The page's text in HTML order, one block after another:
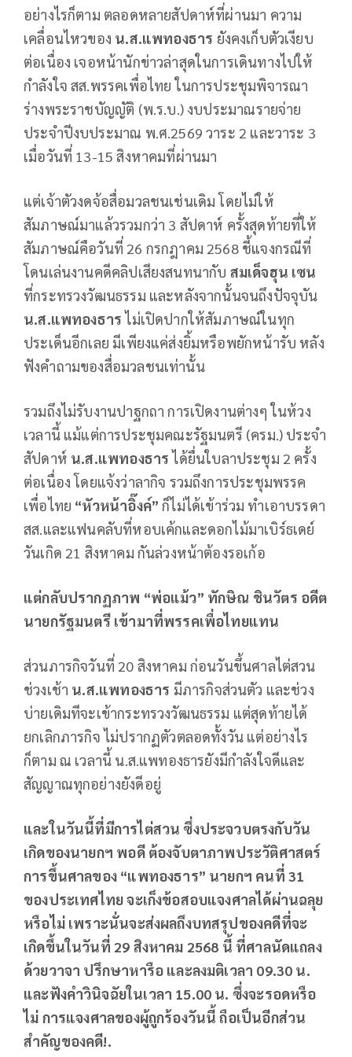
อย่างไรก็ตาม ตลอดหลายสัปดาห์ที่ผ่านมา ความ
เคลื่อนไหวของ น.ส.แพทองธาร ยังคงเก็บตัวเงียบ
ต่อเนื่อง เจอหน้านักข่าวล่าสุดในการเดินทางไปให้
กำลังใจ สส.พรรคเพื่อไทย ในการประชุมพิจารณา
ร่างพระราชบัญญัติ (พ.ร.บ.) งบประมาณรายจ่าย
ประจำปีงบประมาณ พ.ศ.2569 วาระ 2 และวาระ 3
เมื่อวันที่ 13-15 สิงหาคมที่ผ่านมา
แต่เจ้าตัวงดจ้อสื่อมวลชนเช่นเดิม โดยไม่ให้
สัมภาษณ์มาแล้วรวมกว่า 3 สัปดาห์ ครั้งสุดท้ายที่ให้
สัมภาษณ์คือวันที่ 26 กรกฎาคม 2568 ชี้แจงกรณีที่
โดนเล่นงานคดีคลิปเสียงสนทนากับ สมเด็จฮุน เซน
ที่กระทรวงวัฒนธรรม และหลังจากนั้นจนถึงปัจจุบัน
น.ส.แพทองธารไม่เปิดปากให้สัมภาษณ์ในทุก
ประเด็นอีกเลย มีเพียงแค่ส่งยิ้มหรือพยักหน้ารับ หลัง
ฟังคำถามของสื่อมวลชนเท่านั้น
รวมถึงไม่รับงานปาฐกถา การเปิดงานต่างๆ ในห้วง
เวลานี้ แม้แต่การประชุมคณะรัฐมนตรี (ครม.) ประจำ
สัปดาห์ น.ส.แพทองธารได้ยื่นใบลาประชุม 2 ครั้ง
ต่อเนื่อง โดยแจ้งว่าลากิจ รวมถึงการประชุมพรรค
เพื่อไทย “หัวหน้าอิ๊งค์”ก็ไม่ได้เข้าร่วม ทำเอาบรรดา
สส.และแฟนคลับที่หอบเค้กและดอกไม้มาเบิร์ธเดย์
วันเกิด 21 สิงหาคม กันล่วงหน้าต้องรอเก้อ
แต่กลับปรากฏภาพ “พ่อแม้ว” ทักษิณ ชินวัตร อดีต
นายกรัฐมนตรี เข้ามาที่พรรคเพื่อไทยแทน
ส่วนภารกิจวันที่ 20 สิงหาคม ก่อนวันขึ้นศาลไต่สวน
ช่วงเช้า น.ส.แพทองธาร มีภารกิจส่วนตัว และช่วง
บ่ายเดิมทีจะเข้ากระทรวงวัฒนธรรม แต่สุดท้ายได้
ยกเลิกภารกิจ ไม่ปรากฏตัวตลอดทั้งวัน แต่อย่างไร
ก็ตาม ณ เวลานี้ น.ส.แพทองธารยังมีกำลังใจดีและ
สัญญาณทุกอย่างยังดีอยู่
และในวันนี้ที่มีการไต่สวน ซึ่งประจวบตรงกับวัน
เกิดของนายกฯ พอดี ต้องจับตาภาพประวัติศาสตร์
การขึ้นศาลของ “แพทองธาร” นายกฯ คนที่ 31
ของประเทศไทย จะเก็งข้อสอบแจงศาลได้ผ่านฉลุย
หรือไม่ เพราะนั่นจะส่งผลถึงบทสรุปของคดีที่จะ
เกิดขึ้นในวันที่ 29 สิงหาคม 2568 นี้ ที่ศาลนัดแถลง
ด้วยวาจา ปรึกษาหารือ และลงมติเวลา 09.30 น.
และฟังคำวินิจฉัยในเวลา 15.00 น. ซึ่งจะรอดหรือ
ไม่ การแจงศาลของผู้ถูกร้องวันนี้ ถือเป็นอีกส่วน
สำคัญของคดี!.